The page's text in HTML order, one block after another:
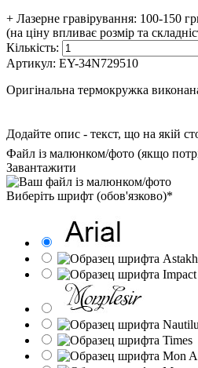
+ Лазерне гравірування: 100-150
(на ціну впливає розмір та
Кількість:
Артикул: EY-34N729510
Оригінальна термокружка
Додайте опис - текст, що на якій
Файл із малюнком/фото (якщо
Завантажити
Виберіть шрифт (обов'язково)*